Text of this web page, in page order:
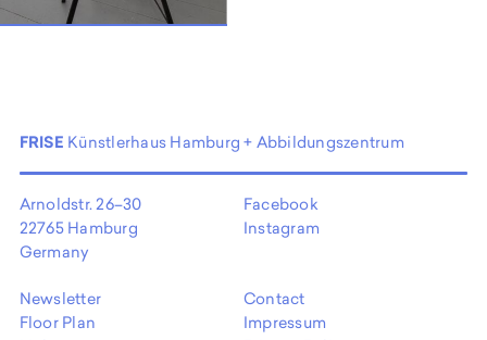
FRISE Künstlerhaus Hamburg + Abbildungszentrum
Arnoldstr. 26–30
22765 Hamburg
Germany
Facebook
Instagram
Newsletter
Floor Plan
Contact
Impressum